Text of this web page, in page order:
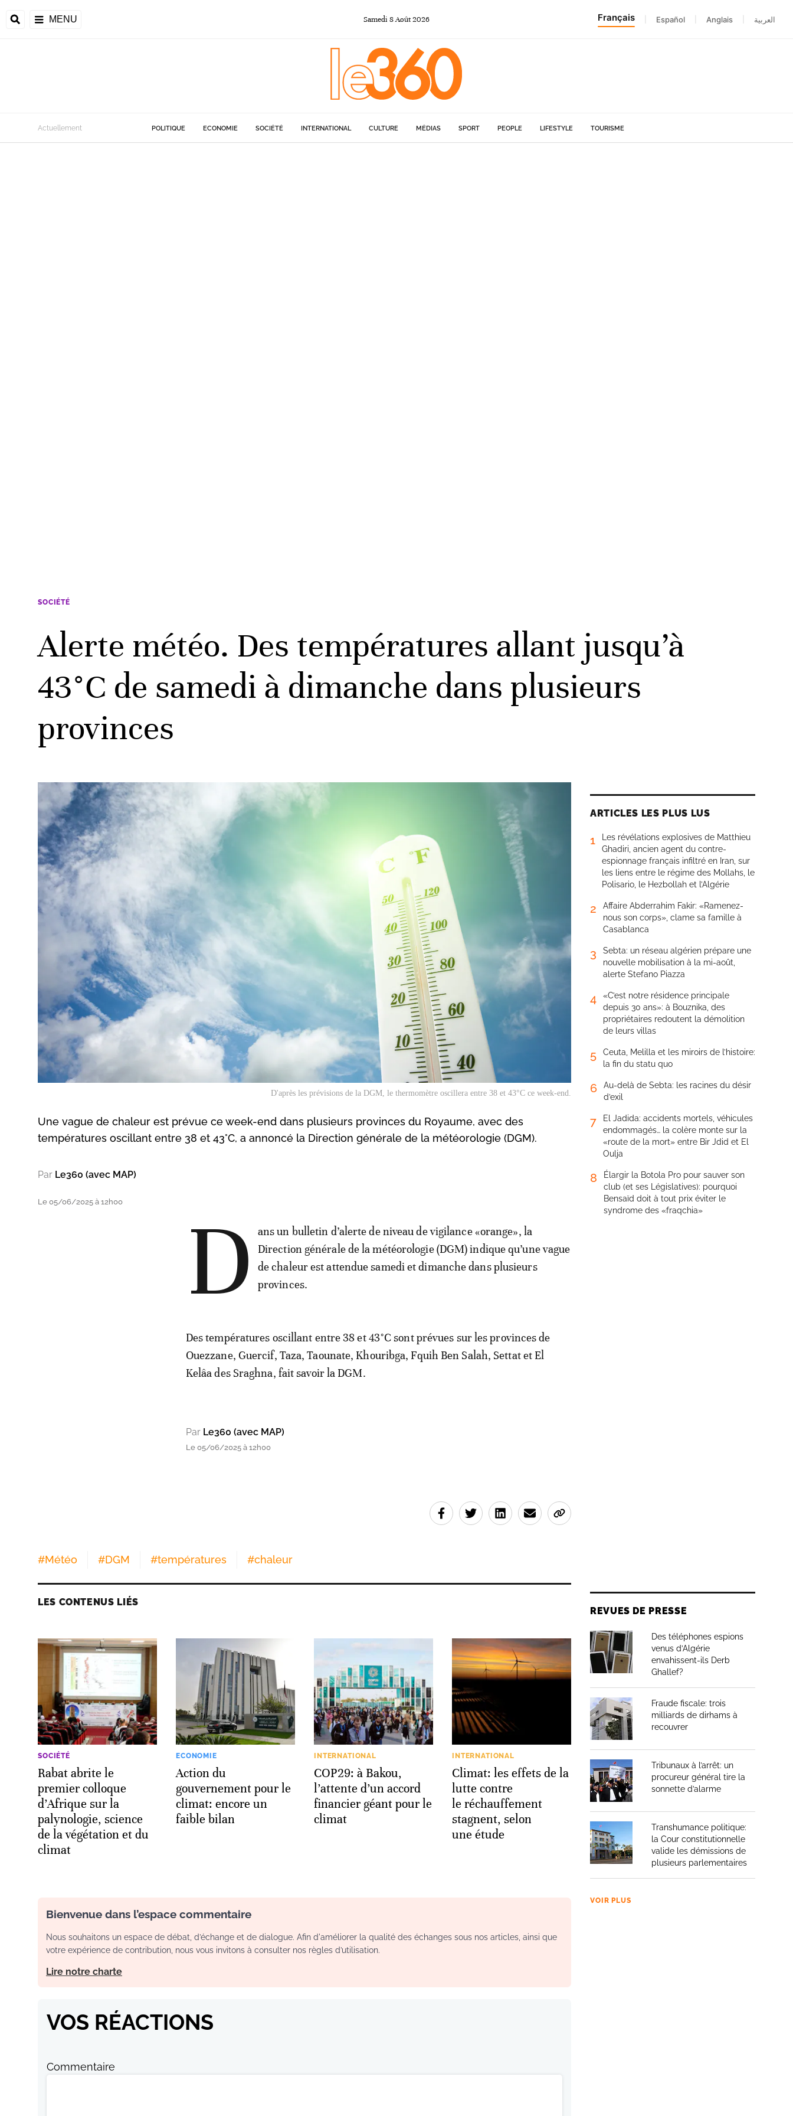
MENU Samedi 8Août2026 Français Español Anglais العربية
Actuellement POLITIQUE ECONOMIE SOCIÉTÉ INTERNATIONAL CULTURE MÉDIAS SPORT PEOPLE LIFESTYLE TOURISME
SOCIÉTÉ
Alerte météo. Des températures allant jusqu’à
43°C de samedi à dimanche dans plusieurs
provinces
D'après les prévisions de la DGM, le thermomètre oscillera entre 38 et 43°C ce week-end.
Une vague de chaleur est prévue ce week-end dans plusieurs provinces du Royaume, avec des
températures oscillant entre 38 et 43°C, a annoncé la Direction générale de la météorologie (DGM).
Par Le360 (avec MAP)
Le 05/06/2025 à 12h00 D
ans un bulletin d’alerte de niveau de vigilance «orange», la
Direction générale de la météorologie (DGM) indique qu’une vague
de chaleur est attendue samedi et dimanche dans plusieurs
provinces.
Des températures oscillant entre 38 et 43°C sont prévues sur les provinces de
Ouezzane, Guercif, Taza, Taounate, Khouribga, Fquih Ben Salah, Settat et El
Kelâa des Sraghna, fait savoir la DGM.
Par Le360 (avec MAP)
Le 05/06/2025 à 12h00
#Météo #DGM #températures #chaleur
LES CONTENUS LIÉS
SOCIÉTÉ
Rabat abrite le
premier colloque
d’Afrique sur la
palynologie, science
de la végétation et du
climat
ECONOMIE
Action du
gouvernement pour le
climat: encore un
faible bilan
INTERNATIONAL
COP29: à Bakou,
l’attente d’un accord
financier géant pour le
climat
INTERNATIONAL
Climat: les effets de la
lutte contre
le réchauffement
stagnent, selon
une étude
Bienvenue dans l’espace commentaire
Nous souhaitons un espace de débat, d’échange et de dialogue. Afin d'améliorer la qualité des échanges sous nos articles, ainsi que
votre expérience de contribution, nous vous invitons à consulter nos règles d’utilisation.
Lire notre charte
VOS RÉACTIONS
Commentaire
ARTICLES LES PLUS LUS
1
Les révélations explosives de Matthieu
Ghadiri, ancien agent du contre-
espionnage français infiltré en Iran, sur
les liens entre le régime des Mollahs, le
Polisario, le Hezbollah et l’Algérie
2
Affaire Abderrahim Fakir: «Ramenez-
nous son corps», clame sa famille à
Casablanca
3
Sebta: un réseau algérien prépare une
nouvelle mobilisation à la mi-août,
alerte Stefano Piazza
4
«C’est notre résidence principale
depuis 30 ans»: à Bouznika, des
propriétaires redoutent la démolition
de leurs villas
5
Ceuta, Melilla et les miroirs de l’histoire:
la fin du statu quo
6
Au-delà de Sebta: les racines du désir
d’exil
7
El Jadida: accidents mortels, véhicules
endommagés… la colère monte sur la
«route de la mort» entre Bir Jdid et El
Oulja
8
Élargir la Botola Pro pour sauver son
club (et ses Législatives): pourquoi
Bensaïd doit à tout prix éviter le
syndrome des «fraqchia»
REVUES DE PRESSE
Des téléphones espions
venus d’Algérie
envahissent-ils Derb
Ghallef?
Fraude fiscale: trois
milliards de dirhams à
recouvrer
Tribunaux à l’arrêt: un
procureur général tire la
sonnette d’alarme
Transhumance politique:
la Cour constitutionnelle
valide les démissions de
plusieurs parlementaires
VOIR PLUS